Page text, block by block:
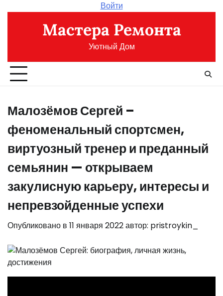
содержимому
Войти
Мастера Ремонта
Уютный Дом
Малозёмов Сергей –
феноменальный спортсмен,
виртуозный тренер и преданный
семьянин — открываем
закулисную карьеру, интересы и
непревзойденные успехи
Опубликовано в 11 января 2022автор: pristroykin_